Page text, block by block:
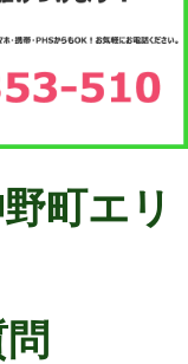
町エリ